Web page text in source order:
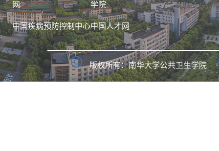
网
学院
中国疾病预防控制中心中国人才网
版权所有：南华大学公共卫生学院